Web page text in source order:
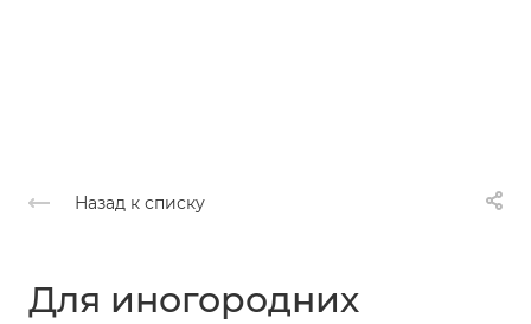
Назад к списку
Для иногородних